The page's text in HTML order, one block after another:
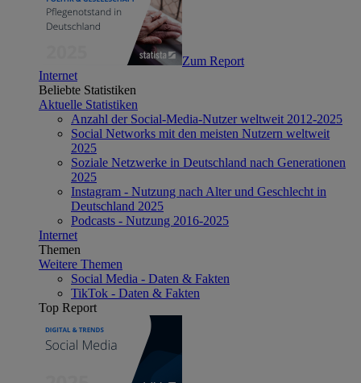
Zum Report
Internet
Beliebte Statistiken
Aktuelle Statistiken
Anzahl der Social-Media-Nutzer weltweit 2012-2025
Social Networks mit den meisten Nutzern weltweit
2025
Soziale Netzwerke in Deutschland nach Generationen
2025
Instagram - Nutzung nach Alter und Geschlecht in
Deutschland 2025
Podcasts - Nutzung 2016-2025
Internet
Themen
Weitere Themen
Social Media - Daten & Fakten
TikTok - Daten & Fakten
Top Report